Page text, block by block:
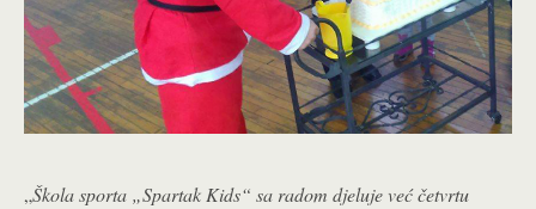
„Škola sporta „Spartak Kids“ sa radom djeluje već četvrtu